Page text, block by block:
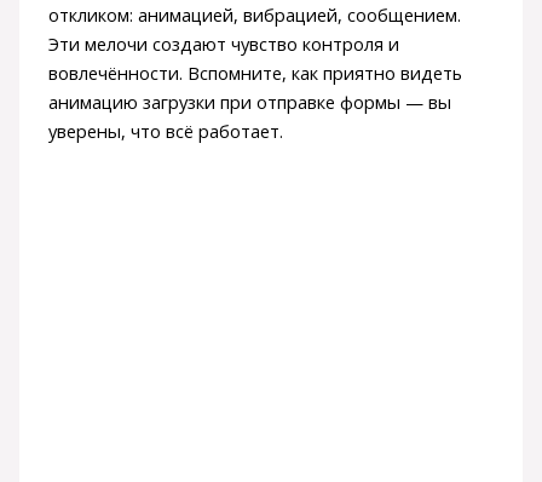
откликом: анимацией, вибрацией, сообщением.
Эти мелочи создают чувство контроля и
вовлечённости. Вспомните, как приятно видеть
анимацию загрузки при отправке формы — вы
уверены, что всё работает.